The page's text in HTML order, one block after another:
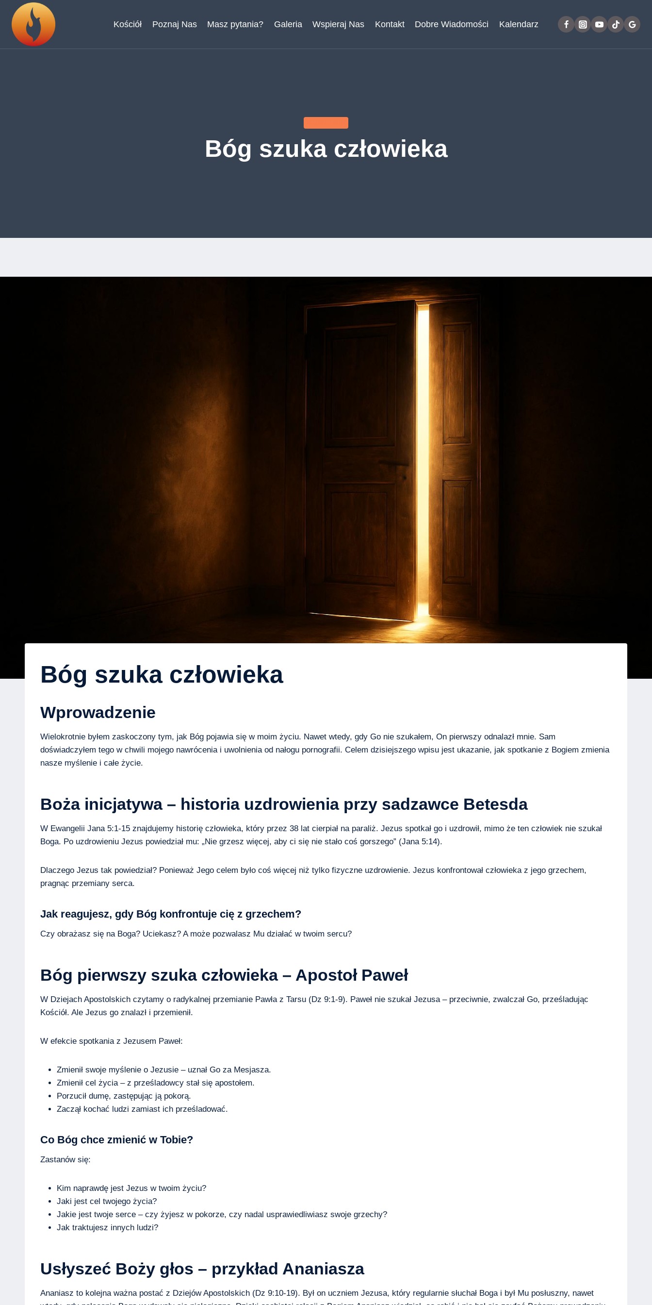
Przejdź
treści
Kościół Poznaj Nas Masz pytania? Galeria Wspieraj Nas Kontakt Dobre Wiadomości Kalendarz
Bóg szuka człowieka
Bóg szuka człowieka
Wprowadzenie
Wielokrotnie byłem zaskoczony tym, jak Bóg pojawia się w moim życiu. Nawet wtedy, gdy Go nie szukałem, On pierwszy odnalazł mnie. Sam
doświadczyłem tego w chwili mojego nawrócenia i uwolnienia od nałogu pornografii. Celem dzisiejszego wpisu jest ukazanie, jak spotkanie z Bogiem zmienia
nasze myślenie i całe życie.
Boża inicjatywa – historia uzdrowienia przy sadzawce Betesda
W Ewangelii Jana 5:1-15 znajdujemy historię człowieka, który przez 38 lat cierpiał na paraliż. Jezus spotkał go i uzdrowił, mimo że ten człowiek nie szukał
Boga. Po uzdrowieniu Jezus powiedział mu: „Nie grzesz więcej, aby ci się nie stało coś gorszego” (Jana 5:14).
Dlaczego Jezus tak powiedział? Ponieważ Jego celem było coś więcej niż tylko fizyczne uzdrowienie. Jezus konfrontował człowieka z jego grzechem,
pragnąc przemiany serca.
Jak reagujesz, gdy Bóg konfrontuje cię z grzechem?
Czy obrażasz się na Boga? Uciekasz? A może pozwalasz Mu działać w twoim sercu?
Bóg pierwszy szuka człowieka – Apostoł Paweł
W Dziejach Apostolskich czytamy o radykalnej przemianie Pawła z Tarsu (Dz 9:1-9). Paweł nie szukał Jezusa – przeciwnie, zwalczał Go, prześladując
Kościół. Ale Jezus go znalazł i przemienił.
W efekcie spotkania z Jezusem Paweł:
Zmienił swoje myślenie o Jezusie – uznał Go za Mesjasza.
Zmienił cel życia – z prześladowcy stał się apostołem.
Porzucił dumę, zastępując ją pokorą.
Zaczął kochać ludzi zamiast ich prześladować.
Co Bóg chce zmienić w Tobie?
Zastanów się:
Kim naprawdę jest Jezus w twoim życiu?
Jaki jest cel twojego życia?
Jakie jest twoje serce – czy żyjesz w pokorze, czy nadal usprawiedliwiasz swoje grzechy?
Jak traktujesz innych ludzi?
Usłyszeć Boży głos – przykład Ananiasza
Ananiasz to kolejna ważna postać z Dziejów Apostolskich (Dz 9:10-19). Był on uczniem Jezusa, który regularnie słuchał Boga i był Mu posłuszny, nawet